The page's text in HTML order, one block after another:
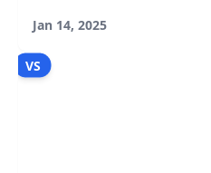
caractéristiques, avantages
Jan 14, 2025
VS